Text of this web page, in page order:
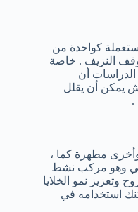
كواحدة من
وقف النزيف . خاصة
أن
يمكن أن يقلل
.
مطهرة كما ،
وهو مركب نشط
وتعزيز نمو الخلايا
استخدامه في